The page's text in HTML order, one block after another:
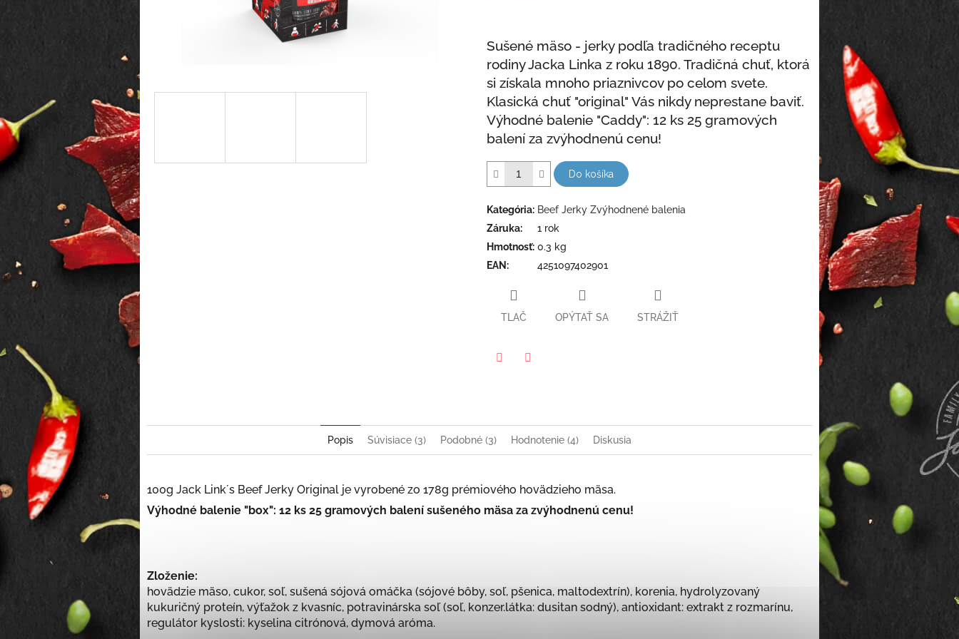
Sušené mäso - jerky podľa tradičného receptu
rodiny Jacka Linka z roku 1890. Tradičná chuť, ktorá
si získala mnoho priaznivcov po celom svete.
Klasická chuť "original" Vás nikdy neprestane baviť.
Výhodné balenie "Caddy": 12 ks 25 gramových
balení za zvýhodnenú cenu!
Do košíka
Kategória: Beef Jerky Zvýhodnené balenia
Záruka:
1 rok
Hmotnosť: 0.3 kg
EAN : 4251097402901
TLAČ OPÝTAŤ SA STRÁŽIŤ
Popis Súvisiace (3) Podobné (3) Hodnotenie (4) Diskusia
100g Jack Link´s Beef Jerky Original je vyrobené zo 178g prémiového hovädzieho mäsa.
Výhodné balenie "box": 12 ks 25 gramových balení sušeného mäsa za zvýhodnenú cenu!
Zloženie:
hovädzie mäso, cukor, soľ, sušená sójová omáčka (sójové bôby, soľ, pšenica, maltodextrín), korenia, hydrolyzovaný
kukuričný proteín, výťažok z kvasníc, potravinárska soľ (soľ, konzer.látka: dusitan sodný), antioxidant: extrakt z rozmarínu,
regulátor kyslosti: kyselina citrónová, dymová aróma.